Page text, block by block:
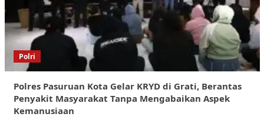
Polri
Polres Pasuruan Kota Gelar KRYD di Grati, Berantas
Penyakit Masyarakat Tanpa Mengabaikan Aspek
Kemanusiaan